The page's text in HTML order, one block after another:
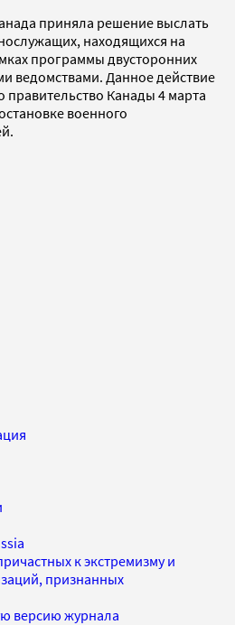
приняла решение выслать
находящихся на
программы двусторонних
ведомствами. Данное действие
правительство Канады 4 марта
военного
к экстремизму и
признанных
версию журнала